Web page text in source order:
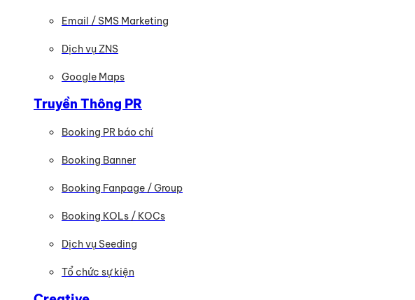
Email / SMS Marketing
Dịch vụ ZNS
Google Maps
Truyền Thông PR
Booking PR báo chí
Booking Banner
Booking Fanpage / Group
Booking KOLs / KOCs
Dịch vụ Seeding
Tổ chức sự kiện